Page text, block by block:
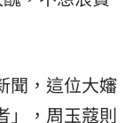
聞，這位大嬸
」，周玉蔻則